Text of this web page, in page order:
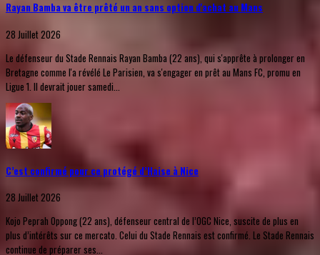
Rayan Bamba va être prêté un an sans option d'achat au Mans
28 Juillet 2026
Le défenseur du Stade Rennais Rayan Bamba (22 ans), qui s'apprête à prolonger en
Bretagne comme l'a révélé Le Parisien, va s'engager en prêt au Mans FC, promu en
Ligue 1. Il devrait jouer samedi...
C’est confirmé pour ce protégé d’Haise à Nice
28 Juillet 2026
Kojo Peprah Oppong (22 ans), défenseur central de l’OGC Nice, suscite de plus en
plus d’intérêts sur ce mercato. Celui du Stade Rennais est confirmé. Le Stade Rennais
continue de préparer ses...